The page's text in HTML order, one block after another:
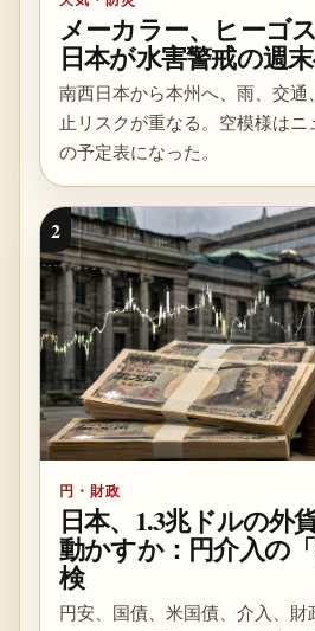
メーカラー、ヒーゴ
日本が水害警戒の週
南西日本から本州へ、雨、交通
止リスクが重なる。空模様は
の予定表になった。
2
円・財政
日本、1.3兆ドルの外
動かすか：円介入の
検
円安、国債、米国債、介入、